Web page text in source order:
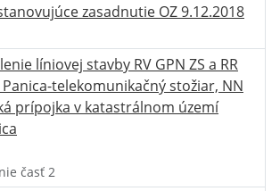
zasadnutie OZ 9.12.2018
líniovej stavby RV GPN ZS a RR
telekomunikačný stožiar, NN
prípojka v katastrálnom území
časť 2